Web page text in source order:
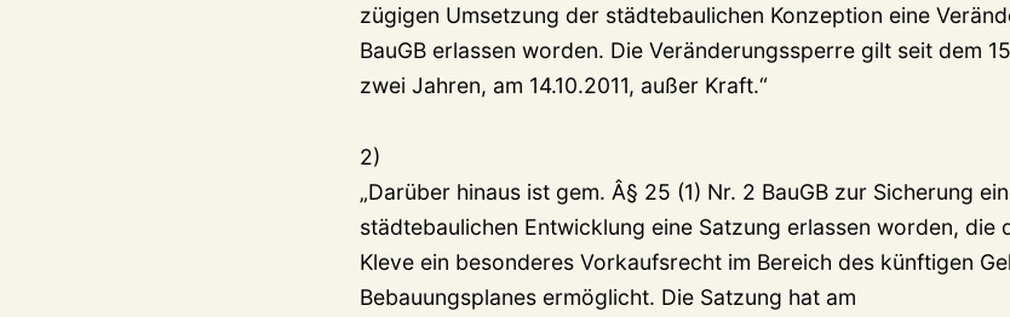
zügigen Umsetzung der städtebaulichen Konzeption eine
BauGB erlassen worden. Die Veränderungssperre gilt seit dem
zwei Jahren, am 14.10.2011, außer Kraft.“
2)
„Darüber hinaus ist gem. Â§ 25 (1) Nr. 2 BauGB zur Sicherung
städtebaulichen Entwicklung eine Satzung erlassen worden, die
Kleve ein besonderes Vorkaufsrecht im Bereich des künftigen
Bebauungsplanes ermöglicht. Die Satzung hat am